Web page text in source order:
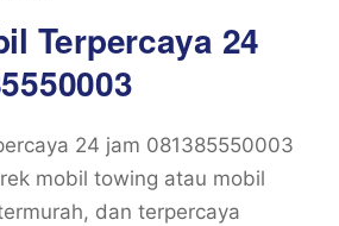
Terpercaya 24
24 jam 081385550003
mobil towing atau mobil
dan terpercaya